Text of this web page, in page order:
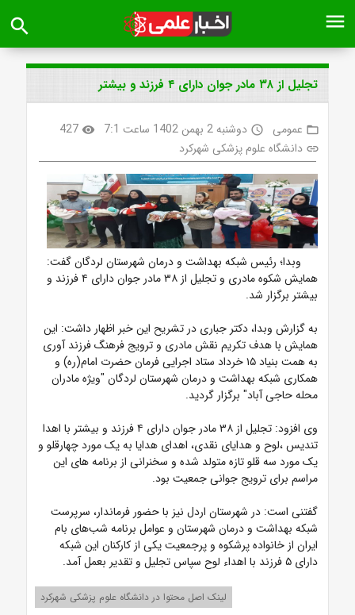
menu
search
تجلیل از ۳۸ مادر جوان دارای ۴ فرزند و بیشتر
folder_open عمومی access_time دوشنبه 2 بهمن 1402 ساعت 7:1 visibility
427
link دانشگاه علوم پزشکی شهرکرد
وبدا؛ رئیس شبکه بهداشت و درمان شهرستان لردگان گفت:
همایش شکوه مادری و تجلیل از ۳۸ مادر جوان دارای ۴ فرزند و
بیشتر برگزار شد.
به گزارش وبدا، دکتر جباری در تشریح این خبر اظهار داشت: این
همایش با هدف تکریم نقش مادری و ترویج فرهنگ فرزند آوری
به همت بنیاد ۱۵ خرداد
ستاد اجرایی فرمان حضرت امام(ره) و
همکاری شبکه‌ بهداشت و درمان شهرستان لردگان "ویژه مادران
محله حاجی آباد" برگزار گردید.
وی افزود: تجلیل از ۳۸ مادر جوان دارای ۴ فرزند و بیشتر با اهدا
تندیس ،لوح و هدایای نقدی، اهدای هدایا به یک مورد چهارقلو و
یک مورد سه قلو تازه متولد شده و سخنرانی از برنامه های این
مراسم برای ترویج جوانی جمعیت بود.
گفتنی است: در شهرستان اردل نیز با حضور فرماندار، سرپرست
شبکه بهداشت و درمان شهرستان و عوامل برنامه شب‌های بام
ایران از خانواده پرشکوه و پرجمعیت یکی از کارکنان این شبکه
دارای ۵فرزند با اهداء لوح سپاس تجلیل و تقدیر بعمل آمد.
لینک اصل محتوا در دانشگاه علوم پزشکی شهرکرد